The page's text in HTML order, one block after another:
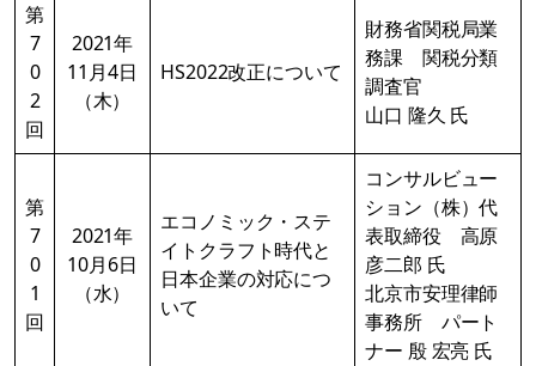
第
7
0
2
回
2021年
11月4日
（木）
HS2022改正について
財務省関税局業
務課 関税分類
調査官
山口 隆久 氏
第
7
0
1
回
2021年
10月6日
（水）
エコノミック・ステ
イトクラフト時代と
日本企業の対応につ
いて
コンサルビュー
ション（株）代
表取締役 高原
彦二郎 氏
北京市安理律師
事務所 パート
ナー 殷 宏亮 氏